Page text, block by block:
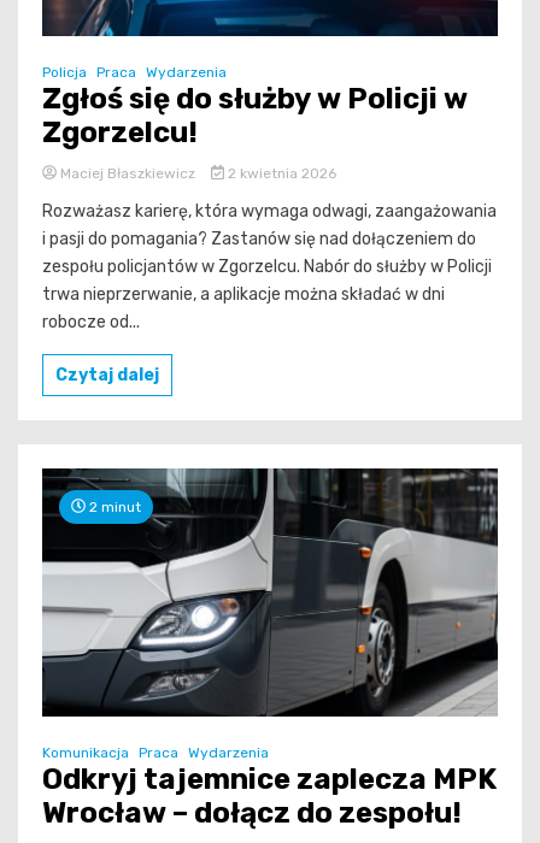
Policja Praca Wydarzenia
Zgłoś się do służby w Policji w
Zgorzelcu!
Maciej Błaszkiewicz 2 kwietnia 2026
Rozważasz karierę, która wymaga odwagi, zaangażowania
i pasji do pomagania? Zastanów się nad dołączeniem do
zespołu policjantów w Zgorzelcu. Nabór do służby w Policji
trwa nieprzerwanie, a aplikacje można składać w dni
robocze od...
Czytaj dalej
2 minut
Komunikacja Praca Wydarzenia
Odkryj tajemnice zaplecza MPK
Wrocław – dołącz do zespołu!